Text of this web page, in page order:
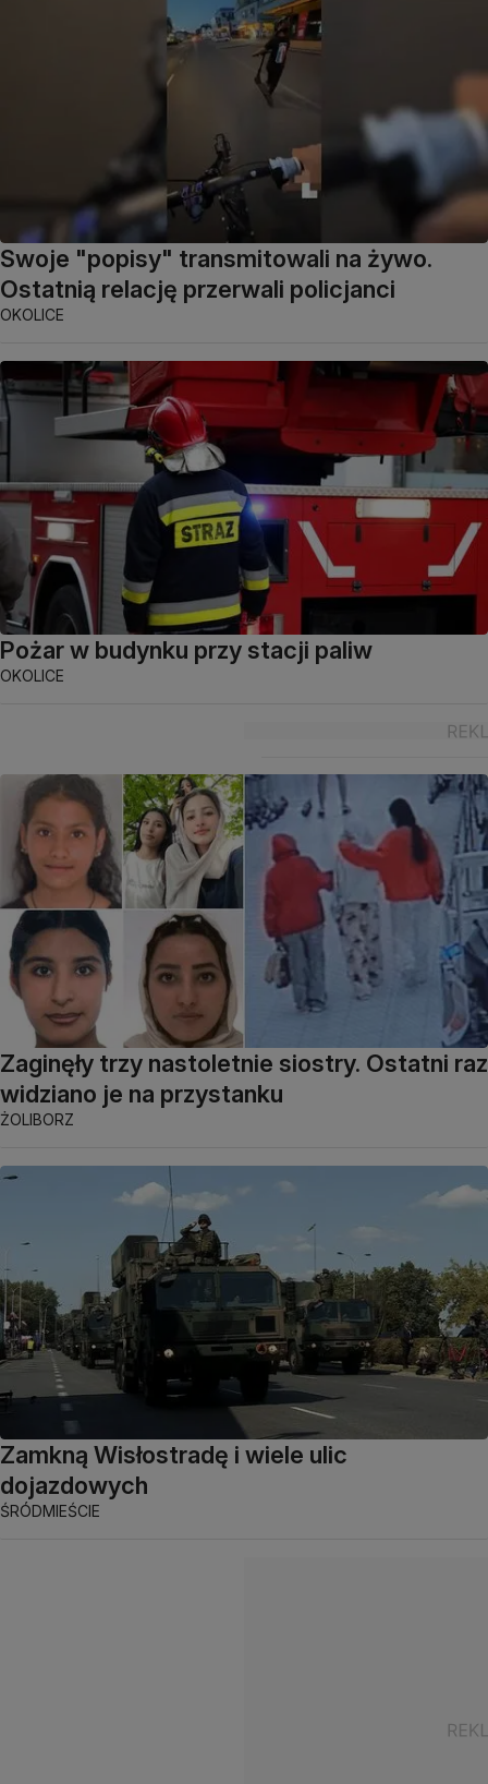
Swoje "popisy" transmitowali na żywo.
Ostatnią relację przerwali policjanci
OKOLICE
Pożar w budynku przy stacji paliw
OKOLICE
Zaginęły trzy nastoletnie siostry. Ostatni raz
widziano je na przystanku
ŻOLIBORZ
Zamkną Wisłostradę i wiele ulic
dojazdowych
ŚRÓDMIEŚCIE